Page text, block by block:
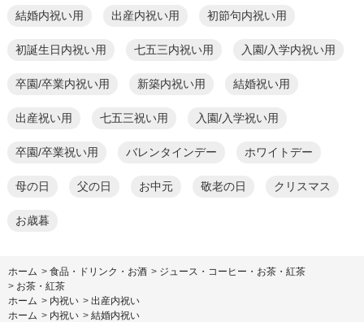
結婚内祝い用 出産内祝い用 初節句内祝い用
初誕生日内祝い用 七五三内祝い用 入園/入学内祝い用
卒園/卒業内祝い用 新築内祝い用 結婚祝い用
出産祝い用 七五三祝い用 入園/入学祝い用
卒園/卒業祝い用 バレンタインデー ホワイトデー
母の日 父の日 お中元 敬老の日 クリスマス
お歳暮
ホーム > 食品・ドリンク・お酒 > ジュース・コーヒー・お茶・紅茶
> お茶・紅茶
ホーム > 内祝い > 出産内祝い
ホーム > 内祝い > 結婚内祝い